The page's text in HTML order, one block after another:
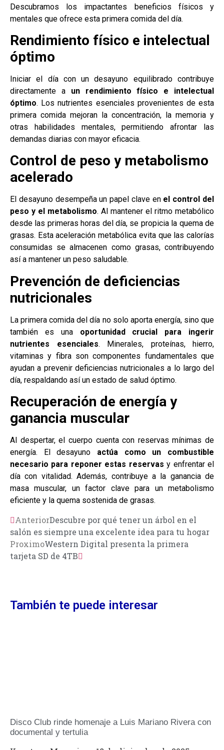
Descubramos los impactantes beneficios físicos y
mentales que ofrece esta primera comida del día.
Rendimiento físico e intelectual
óptimo
Iniciar el día con un desayuno equilibrado contribuye
directamente a un rendimiento físico e intelectual
óptimo. Los nutrientes esenciales provenientes de esta
primera comida mejoran la concentración, la memoria y
otras habilidades mentales, permitiendo afrontar las
demandas diarias con mayor eficacia.
Control de peso y metabolismo
acelerado
El desayuno desempeña un papel clave en el control del
peso y el metabolismo. Al mantener el ritmo metabólico
desde las primeras horas del día, se propicia la quema de
grasas. Esta aceleración metabólica evita que las calorías
consumidas se almacenen como grasas, contribuyendo
así a mantener un peso saludable.
Prevención de deficiencias
nutricionales
La primera comida del día no solo aporta energía, sino que
también es una oportunidad crucial para ingerir
nutrientes esenciales. Minerales, proteínas, hierro,
vitaminas y fibra son componentes fundamentales que
ayudan a prevenir deficiencias nutricionales a lo largo del
día, respaldando así un estado de salud óptimo.
Recuperación de energía y
ganancia muscular
Al despertar, el cuerpo cuenta con reservas mínimas de
energía. El desayuno actúa como un combustible
necesario para reponer estas reservas y enfrentar el
día con vitalidad. Además, contribuye a la ganancia de
masa muscular, un factor clave para un metabolismo
eficiente y la quema sostenida de grasas.
AnteriorDescubre por qué tener un árbol en el
salón es siempre una excelente idea para tu hogar
ProximoWestern Digital presenta la primera
tarjeta SD de 4TB
También te puede interesar
Disco Club rinde homenaje a Luis Mariano Rivera con
documental y tertulia